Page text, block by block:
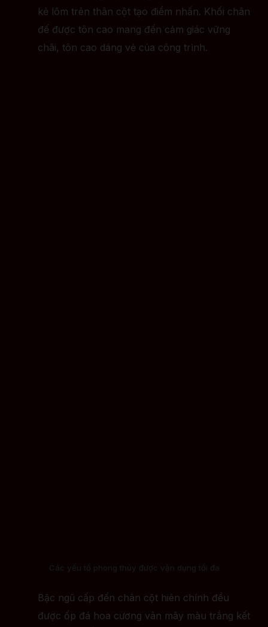
kẻ lõm trên thân cột tạo điểm nhấn. Khối chân
đế được tôn cao mang đến cảm giác vững
chãi, tôn cao dáng vẻ của công trình.
Các yếu tố phong thủy được vận dụng tối đa
Bậc ngũ cấp đến chân cột hiên chính đều
được ốp đá hoa cương vân mây màu trắng kết